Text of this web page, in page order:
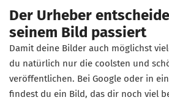
Der Urheber
seinem Bild passiert
Damit deine Bilder auch möglichst
du natürlich nur die coolsten und
veröffentlichen. Bei Google oder in
findest du ein Bild, das dir noch viel